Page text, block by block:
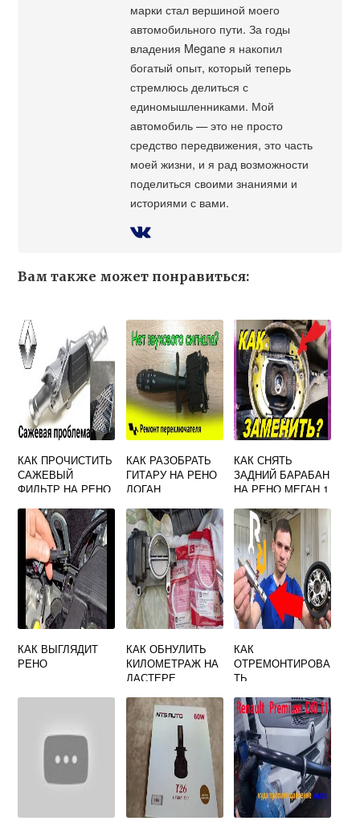
марки стал вершиной моего
автомобильного пути. За годы
владения Megane я накопил
богатый опыт, который теперь
стремлюсь делиться с
единомышленниками. Мой
автомобиль — это не просто
средство передвижения, это часть
моей жизни, и я рад возможности
поделиться своими знаниями и
историями с вами.
Вам также может понравиться:
КАК ПРОЧИСТИТЬ
САЖЕВЫЙ
ФИЛЬТР НА РЕНО
КАК РАЗОБРАТЬ
ГИТАРУ НА РЕНО
ЛОГАН
КАК СНЯТЬ
ЗАДНИЙ БАРАБАН
НА РЕНО МЕГАН 1
КАК ВЫГЛЯДИТ
РЕНО
КАК ОБНУЛИТЬ
КИЛОМЕТРАЖ НА
ДАСТЕРЕ
КАК
ОТРЕМОНТИРОВА
ТЬ
НА РЕНО МЕГАН 2